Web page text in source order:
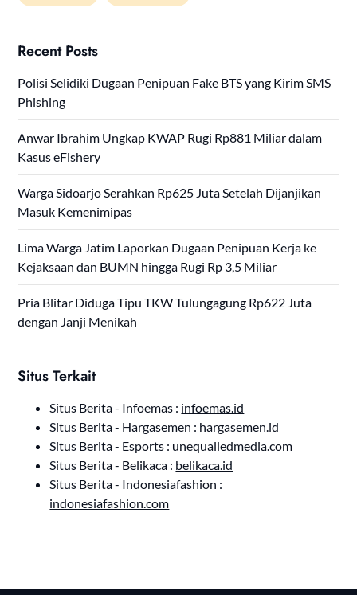
Recent Posts
Polisi Selidiki Dugaan Penipuan Fake BTS yang Kirim SMS
Phishing
Anwar Ibrahim Ungkap KWAP Rugi Rp881 Miliar dalam
Kasus eFishery
Warga Sidoarjo Serahkan Rp625 Juta Setelah Dijanjikan
Masuk Kemenimipas
Lima Warga Jatim Laporkan Dugaan Penipuan Kerja ke
Kejaksaan dan BUMN hingga Rugi Rp 3,5 Miliar
Pria Blitar Diduga Tipu TKW Tulungagung Rp622 Juta
dengan Janji Menikah
Situs Terkait
Situs Berita - Infoemas : infoemas.id
Situs Berita - Hargasemen : hargasemen.id
Situs Berita - Esports : unequalledmedia.com
Situs Berita - Belikaca : belikaca.id
Situs Berita - Indonesiafashion :
indonesiafashion.com